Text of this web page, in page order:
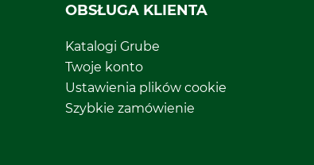
OBSŁUGA KLIENTA
Katalogi Grube
Twoje konto
Ustawienia plików cookie
Szybkie zamówienie